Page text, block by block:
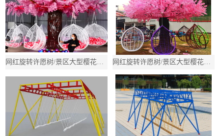
网红旋转许愿树/景区大型樱花树秋千/吊篮多人旋转秋千 网红旋转许愿树/景区大型樱花树秋千/吊篮多人旋转秋千